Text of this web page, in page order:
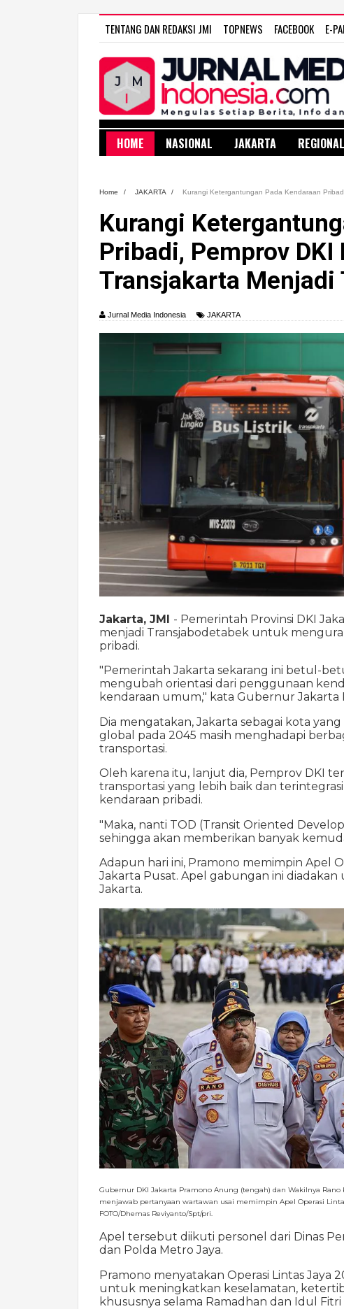
TENTANG DAN REDAKSI JMI TOPNEWS FACEBOOK E-
HOME NASIONAL JAKARTA REGIONAL
Home / JAKARTA / Kurangi Ketergantungan Pada Kendaraan
Kurangi
Pribadi, Pemprov DKI
Transjakarta Menjadi
Jurnal Media Indonesia JAKARTA
Jakarta, JMI - Pemerintah Provinsi DKI
menjadi Transjabodetabek untuk
pribadi.
"Pemerintah Jakarta sekarang ini betul-
mengubah orientasi dari penggunaan
kendaraan umum," kata Gubernur Jakarta
Dia mengatakan, Jakarta sebagai kota
global pada 2045 masih menghadapi
transportasi.
Oleh karena itu, lanjut dia, Pemprov DKI
transportasi yang lebih baik dan
kendaraan pribadi.
"Maka, nanti TOD (Transit Oriented
sehingga akan memberikan banyak
Adapun hari ini, Pramono memimpin Apel
Jakarta Pusat. Apel gabungan ini
Jakarta.
Gubernur DKI Jakarta Pramono Anung (tengah) dan Wakilnya
menjawab pertanyaan wartawan usai memimpin Apel Operasi Lintas
FOTO/Dhemas Reviyanto/Spt/pri.
Apel tersebut diikuti personel dari Dinas
dan Polda Metro Jaya.
Pramono menyatakan Operasi Lintas Jaya
untuk meningkatkan keselamatan,
khususnya selama Ramadhan dan Idul Fitri